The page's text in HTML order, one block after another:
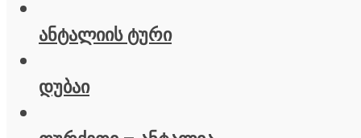
ანტალიის ტური
დუბაი